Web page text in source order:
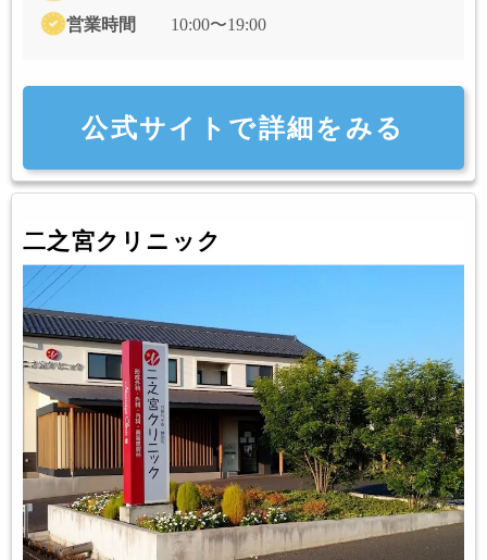
営業時間
10:00〜19:00
公式サイトで詳細をみる
二之宮クリニック